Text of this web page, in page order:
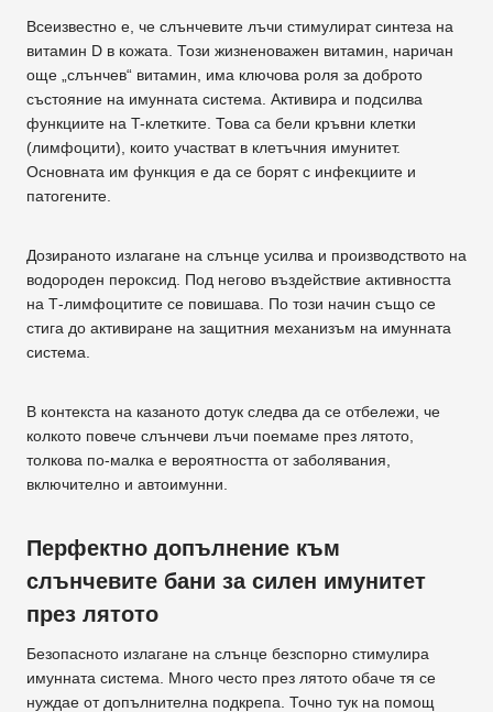
Всеизвестно е, че слънчевите лъчи стимулират синтеза на
витамин D в кожата. Този жизненоважен витамин, наричан
още „слънчев“ витамин, има ключова роля за доброто
състояние на имунната система. Активира и подсилва
функциите на T-клетките. Това са бели кръвни клетки
(лимфоцити), които участват в клетъчния имунитет.
Основната им функция е да се борят с инфекциите и
патогените.
Дозираното излагане на слънце усилва и производството на
водороден пероксид. Под негово въздействие активността
на Т-лимфоцитите се повишава. По този начин също се
стига до активиране на защитния механизъм на имунната
система.
В контекста на казаното дотук следва да се отбележи, че
колкото повече слънчеви лъчи поемаме през лятото,
толкова по-малка е вероятността от заболявания,
включително и автоимунни.
Перфектно допълнение към
слънчевите бани за силен имунитет
през лятото
Безопасното излагане на слънце безспорно стимулира
имунната система. Много често през лятото обаче тя се
нуждае от допълнителна подкрепа. Точно тук на помощ